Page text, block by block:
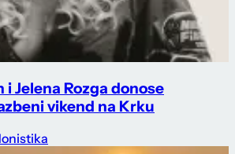
i Jelena Rozga donose
vikend na Krku